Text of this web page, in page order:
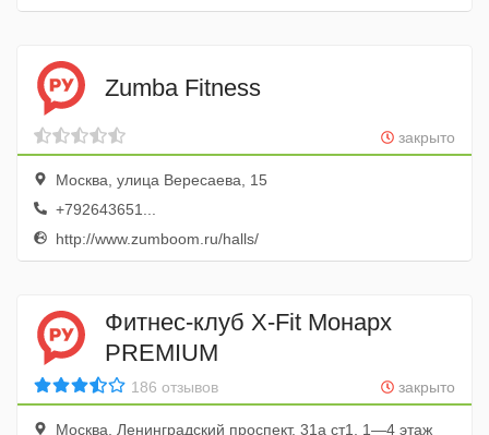
Zumba Fitness
закрыто
Москва, улица Вересаева, 15
+792643651...
http://www.zumboom.ru/halls/
Фитнес-клуб X-Fit Монарх
PREMIUM
закрыто
186 отзывов
Москва, Ленинградский проспект, 31а ст1, 1—4 этаж